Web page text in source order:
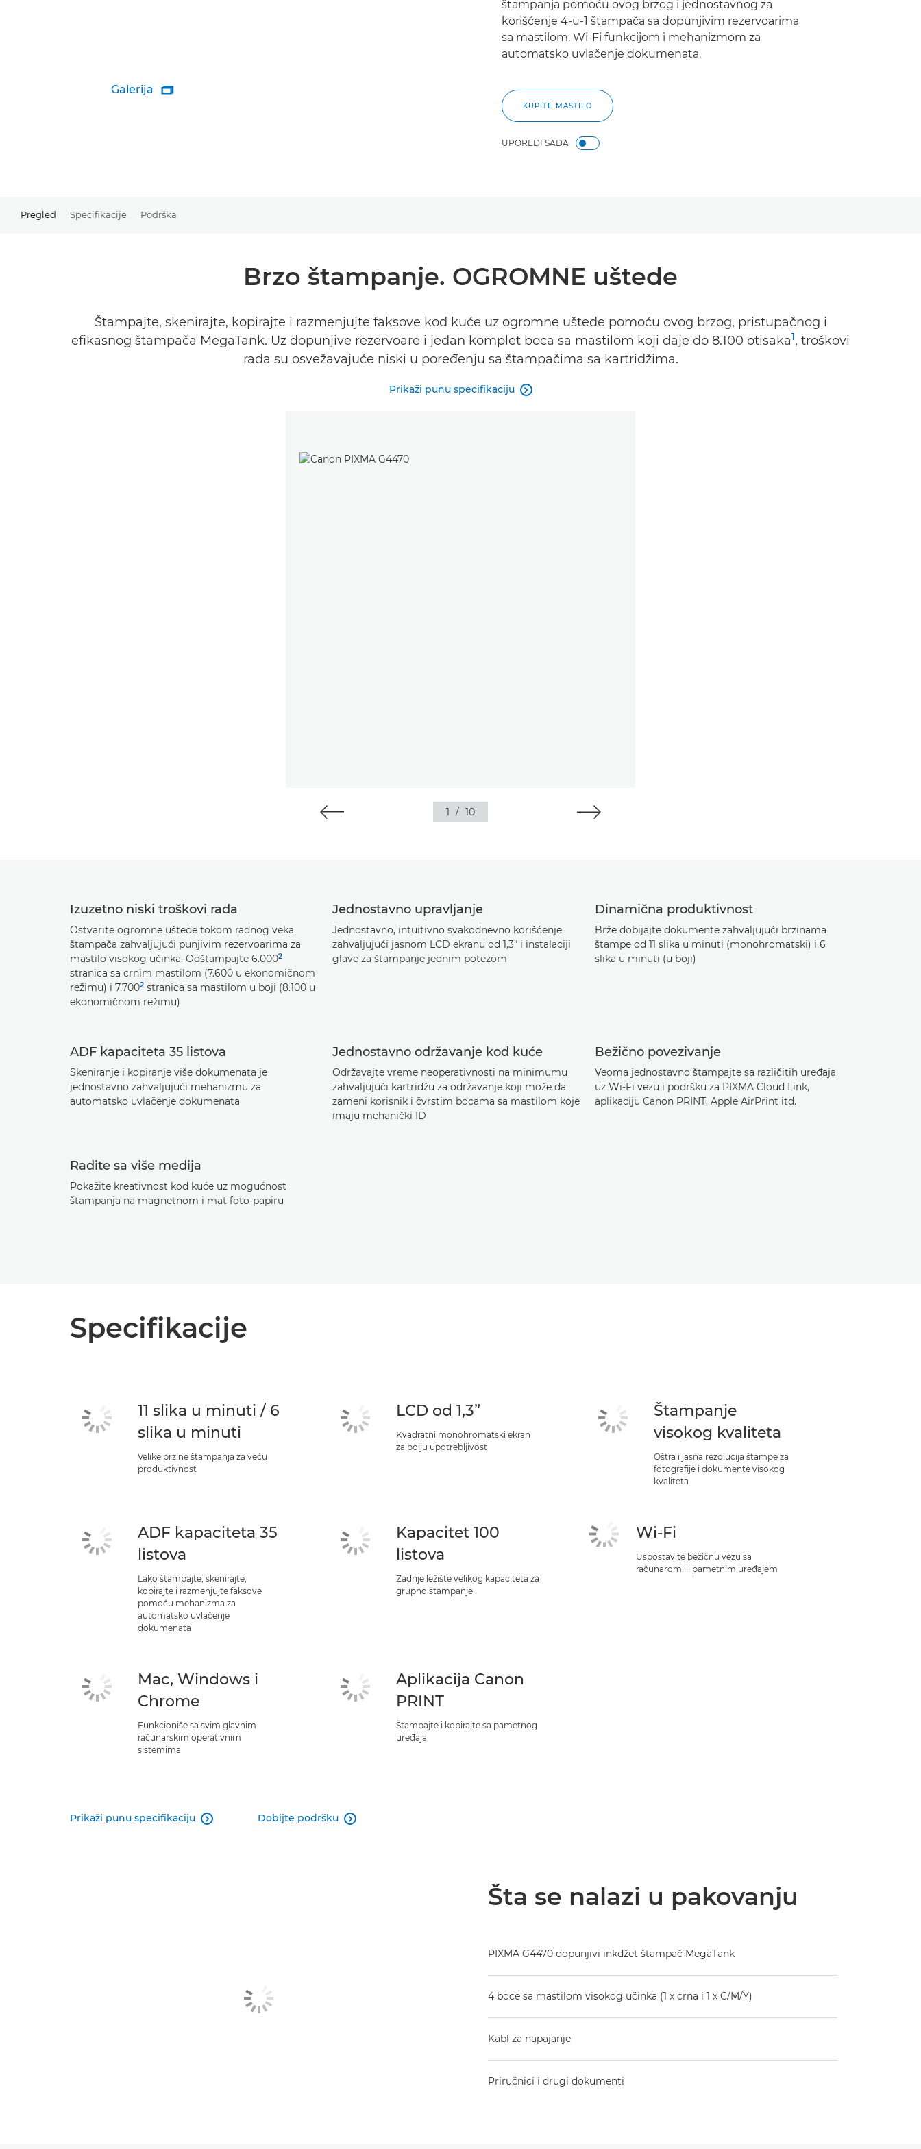
Galerija 
štampanja pomoću ovog brzog i jednostavnog za
korišćenje 4-u-1 štampača sa dopunjivim rezervoarima
sa mastilom, Wi-Fi funkcijom i mehanizmom za
automatsko uvlačenje dokumenata.
KUPITE MASTILO
UPOREDI SADA
Pregled Specifikacije Podrška
Brzo štampanje. OGROMNE uštede
Štampajte, skenirajte, kopirajte i razmenjujte faksove kod kuće uz ogromne uštede pomoću ovog brzog, pristupačnog i
efikasnog štampača MegaTank. Uz dopunjive rezervoare i jedan komplet boca sa mastilom koji daje do 8.100 otisaka1, troškovi
rada su osvežavajuće niski u poređenju sa štampačima sa kartridžima.
Prikaži punu specifikaciju 
1 / 10
Izuzetno niski troškovi rada
Ostvarite ogromne uštede tokom radnog veka
štampača zahvaljujući punjivim rezervoarima za
mastilo visokog učinka. Odštampajte 6.0002
stranica sa crnim mastilom (7.600 u ekonomičnom
režimu) i 7.7002 stranica sa mastilom u boji (8.100 u
ekonomičnom režimu)
Jednostavno upravljanje
Jednostavno, intuitivno svakodnevno korišćenje
zahvaljujući jasnom LCD ekranu od 1,3" i instalaciji
glave za štampanje jednim potezom
Dinamična produktivnost
Brže dobijajte dokumente zahvaljujući brzinama
štampe od 11 slika u minuti (monohromatski) i 6
slika u minuti (u boji)
ADF kapaciteta 35 listova
Skeniranje i kopiranje više dokumenata je
jednostavno zahvaljujući mehanizmu za
automatsko uvlačenje dokumenata
Jednostavno održavanje kod kuće
Održavajte vreme neoperativnosti na minimumu
zahvaljujući kartridžu za održavanje koji može da
zameni korisnik i čvrstim bocama sa mastilom koje
imaju mehanički ID
Bežično povezivanje
Veoma jednostavno štampajte sa različitih uređaja
uz Wi-Fi vezu i podršku za PIXMA Cloud Link,
aplikaciju Canon PRINT, Apple AirPrint itd.
Radite sa više medija
Pokažite kreativnost kod kuće uz mogućnost
štampanja na magnetnom i mat foto-papiru
Specifikacije
11 slika u minuti / 6
slika u minuti
Velike brzine štampanja za veću
produktivnost
LCD od 1,3”
Kvadratni monohromatski ekran
za bolju upotrebljivost
Štampanje
visokog kvaliteta
Oštra i jasna rezolucija štampe za
fotografije i dokumente visokog
kvaliteta
ADF kapaciteta 35
listova
Lako štampajte, skenirajte,
kopirajte i razmenjujte faksove
pomoću mehanizma za
automatsko uvlačenje
dokumenata
Kapacitet 100
listova
Zadnje ležište velikog kapaciteta za
grupno štampanje
Wi-Fi
Uspostavite bežičnu vezu sa
računarom ili pametnim uređajem
Mac, Windows i
Chrome
Funkcioniše sa svim glavnim
računarskim operativnim
sistemima
Aplikacija Canon
PRINT
Štampajte i kopirajte sa pametnog
uređaja
Prikaži punu specifikaciju  Dobijte podršku 
Šta se nalazi u pakovanju
PIXMA G4470 dopunjivi inkdžet štampač MegaTank
4 boce sa mastilom visokog učinka (1 x crna i 1 x C/M/Y)
Kabl za napajanje
Priručnici i drugi dokumenti